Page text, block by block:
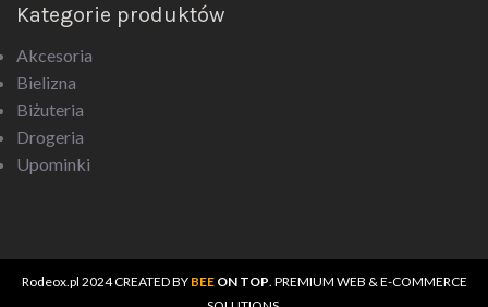
Kategorie produktów
Akcesoria
Bielizna
Biżuteria
Drogeria
Upominki
Rodeox.pl 2024 CREATED BY BEEON TOP . PREMIUM WEB & E-COMMERCE
SOLUTIONS.